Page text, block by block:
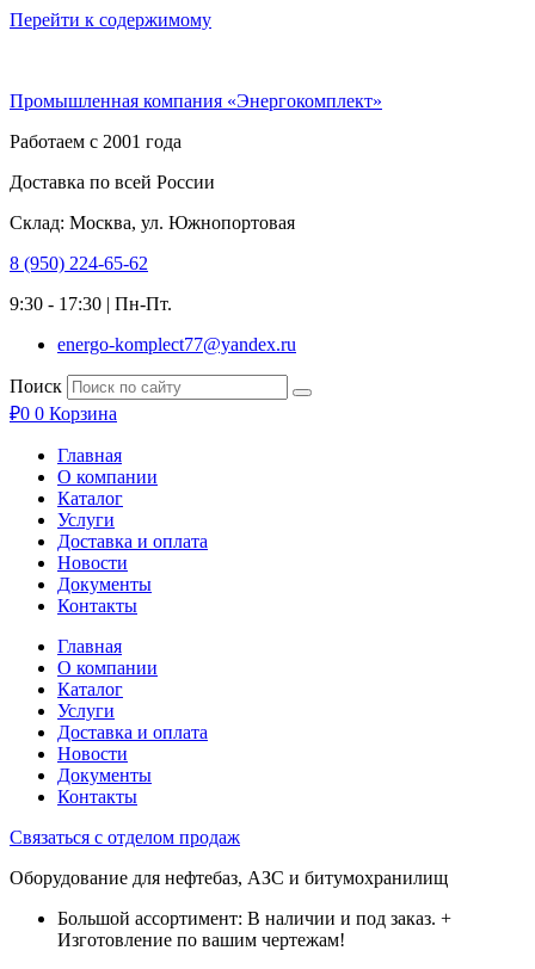
Перейти к содержимому
Промышленная компания «Энергокомплект»
Работаем с 2001 года
Доставка по всей России
Склад: Москва, ул. Южнопортовая
8 (950) 224-65-62
9:30 - 17:30 | Пн-Пт.
energo-komplect77@yandex.ru
Поиск
₽0 0 Корзина
Главная
О компании
Каталог
Услуги
Доставка и оплата
Новости
Документы
Контакты
Главная
О компании
Каталог
Услуги
Доставка и оплата
Новости
Документы
Контакты
Связаться с отделом продаж
Оборудование для нефтебаз, АЗС и битумохранилищ
Большой ассортимент: В наличии и под заказ. +
Изготовление по вашим чертежам!